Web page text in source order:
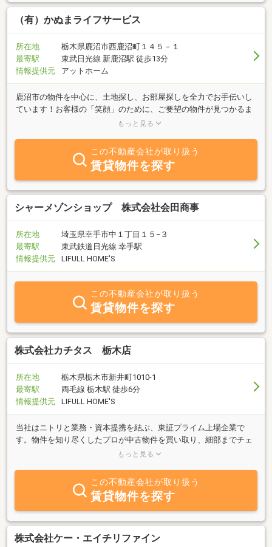
ております。
（有）かぬまライフサービス
所在地
栃木県鹿沼市西鹿沼町１４５－１
最寄駅
東武日光線 新鹿沼駅 徒歩13分
情報提供元
アットホーム
鹿沼市の物件を中心に、土地探し、お部屋探しを全力でお手伝いし
ています！お客様の「笑顔」のために、ご要望の物件が見つかるま
で全力でサポート！当社では、昼間来られない方のために事前にご
の相続でお悩みの方、行政書士や遺品整理士等の有資格者が在籍す
る有限会社かぬまライフサービスが、ワンストップサービス・トー
タルサポートでお手伝いさせていただきます。鹿沼市の不動産のこ
となら、まずは有限会社かぬまライフサービスにご相談ください!
もっと見る
この不動産会社が取り扱う
賃貸物件を探す
シャーメゾンショップ 株式会社会田商事
所在地
埼玉県幸手市中１丁目１５−３
最寄駅
東武鉄道日光線 幸手駅
情報提供元
LIFULL HOME'S
この不動産会社が取り扱う
賃貸物件を探す
株式会社カチタス 栃木店
所在地
栃木県栃木市新井町1010-1
最寄駅
両毛線 栃木駅 徒歩6分
情報提供元
LIFULL HOME'S
当社はニトリと業務・資本提携を結ぶ、東証プライム上場企業で
す。物件を知り尽くしたプロが中古物件を買い取り、細部までチェ
ックし、自社規格に沿って丁寧にリフォームしているので、ご購入
もっと見る
この不動産会社が取り扱う
賃貸物件を探す
株式会社ケー・エイチリファイン